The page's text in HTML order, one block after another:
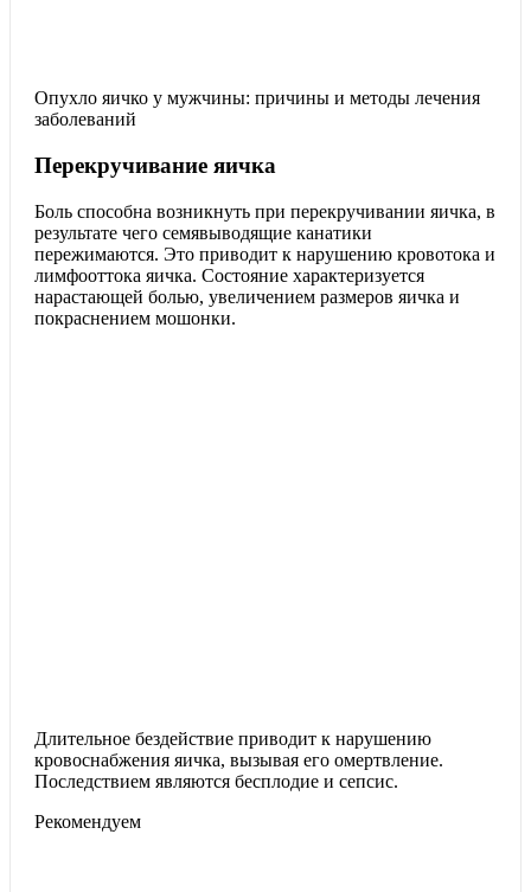
Опухло яичко у мужчины: причины и методы лечения
заболеваний
Перекручивание яичка
Боль способна возникнуть при перекручивании яичка, в
результате чего семявыводящие канатики
пережимаются. Это приводит к нарушению кровотока и
лимфооттока яичка. Состояние характеризуется
нарастающей болью, увеличением размеров яичка и
покраснением мошонки.
Длительное бездействие приводит к нарушению
кровоснабжения яичка, вызывая его омертвление.
Последствием являются бесплодие и сепсис.
Рекомендуем